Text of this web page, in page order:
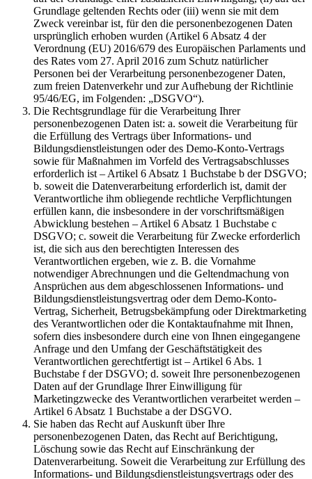
Grundlage geltenden Rechts oder (iii) wenn sie mit dem
Zweck vereinbar ist, für den die personenbezogenen Daten
ursprünglich erhoben wurden (Artikel 6 Absatz 4 der
Verordnung (EU) 2016/679 des Europäischen Parlaments und
des Rates vom 27. April 2016 zum Schutz natürlicher
Personen bei der Verarbeitung personenbezogener Daten,
zum freien Datenverkehr und zur Aufhebung der Richtlinie
95/46/EG, im Folgenden: „DSGVO“).
Die Rechtsgrundlage für die Verarbeitung Ihrer
personenbezogenen Daten ist: a. soweit die Verarbeitung für
die Erfüllung des Vertrags über Informations- und
Bildungsdienstleistungen oder des Demo-Konto-Vertrags
sowie für Maßnahmen im Vorfeld des Vertragsabschlusses
erforderlich ist – Artikel 6 Absatz 1 Buchstabe b der DSGVO;
b. soweit die Datenverarbeitung erforderlich ist, damit der
Verantwortliche ihm obliegende rechtliche Verpflichtungen
erfüllen kann, die insbesondere in der vorschriftsmäßigen
Abwicklung bestehen – Artikel 6 Absatz 1 Buchstabe c
DSGVO; c. soweit die Verarbeitung für Zwecke erforderlich
ist, die sich aus den berechtigten Interessen des
Verantwortlichen ergeben, wie z. B. die Vornahme
notwendiger Abrechnungen und die Geltendmachung von
Ansprüchen aus dem abgeschlossenen Informations- und
Bildungsdienstleistungsvertrag oder dem Demo-Konto-
Vertrag, Sicherheit, Betrugsbekämpfung oder Direktmarketing
des Verantwortlichen oder die Kontaktaufnahme mit Ihnen,
sofern dies insbesondere durch eine von Ihnen eingegangene
Anfrage und den Umfang der Geschäftstätigkeit des
Verantwortlichen gerechtfertigt ist – Artikel 6 Abs. 1
Buchstabe f der DSGVO; d. soweit Ihre personenbezogenen
Daten auf der Grundlage Ihrer Einwilligung für
Marketingzwecke des Verantwortlichen verarbeitet werden –
Artikel 6 Absatz 1 Buchstabe a der DSGVO.
Sie haben das Recht auf Auskunft über Ihre
personenbezogenen Daten, das Recht auf Berichtigung,
Löschung sowie das Recht auf Einschränkung der
Datenverarbeitung. Soweit die Verarbeitung zur Erfüllung des
Informations- und Bildungsdienstleistungsvertrags oder des